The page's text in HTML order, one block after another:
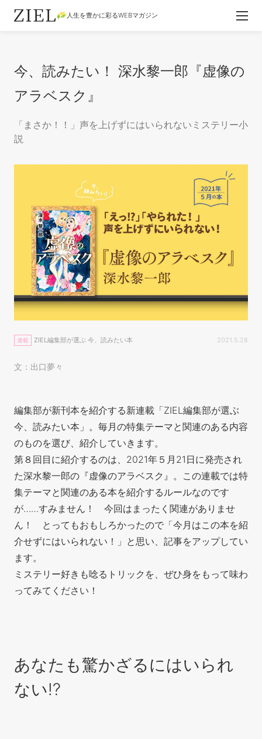
人生を豊かに彩るWEBマガジン
今、読みたい！ 深水黎一郎『虚像の
アラベスク』
「まさか！！」声を上げずにはいられないミステリー小
説
連載 ZIEL編集部が選ぶ 今、読みたい本 2021.5.28
文：出口夢々
編集部が新刊本を紹介する新連載「ZIEL編集部が選ぶ
今、読みたい本」。毎月の特集テーマと関連のある内容
のものを選び、紹介していきます。
第８回目に紹介するのは、2021年５月21日に発売され
た深水黎一郎の『虚像のアラベスク』。 この連載では特
集テーマと関連のある本を紹介するルールなのです
が……すみません！ 今回はまったく関連がありませ
ん！ とってもおもしろかったので「今月はこの本を紹
介せずにはいられない！」と思い、記事をアップしてい
ます。
ミステリー好きも唸るトリックを 、ぜひ身をもって味わ
ってみてください！
あなたも驚かざるにはいられ
ない!?